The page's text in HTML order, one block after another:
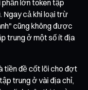
lớn token tập
Ngay cả khi loại trừ
cũng không được
trung ở một số ít địa
tiền đề cốt lõi cho đợt
trung ở vài địa chỉ,